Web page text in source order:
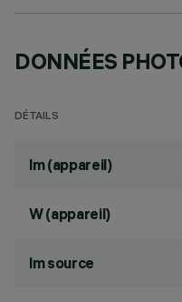
DONNÉES
DÉTAILS
lm (appareil)
W (appareil)
lm source